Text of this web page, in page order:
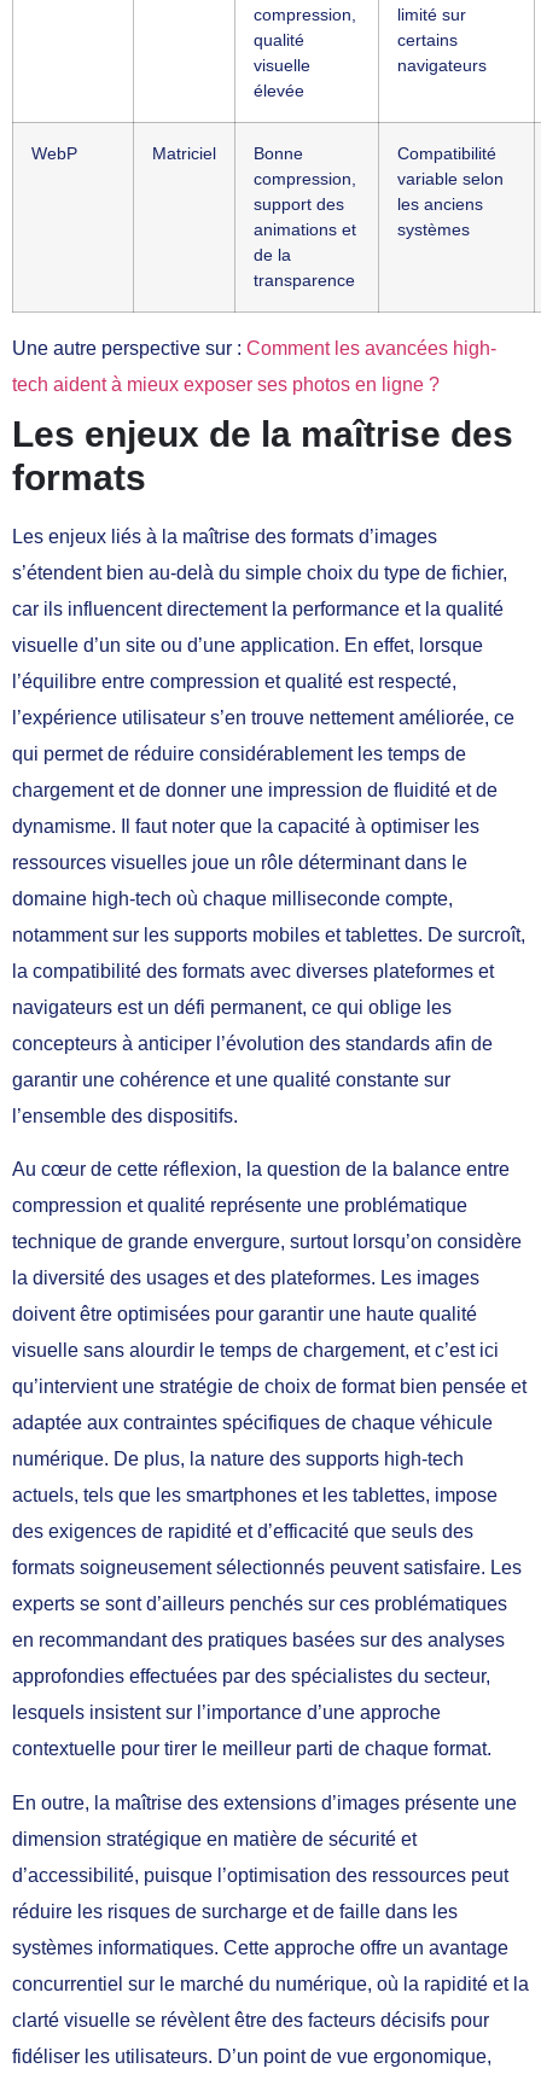
compression,
qualité
visuelle
élevée
limité sur
certains
navigateurs
WebP Matriciel
Bonne
compression,
support des
animations et
de la
transparence
Compatibilité
variable selon
les anciens
systèmes
Une autre perspective sur : Comment les avancées high-
tech aident à mieux exposer ses photos en ligne ?
Les enjeux de la maîtrise des
formats
Les enjeux liés à la maîtrise des formats d’images
s’étendent bien au-delà du simple choix du type de fichier,
car ils influencent directement la performance et la qualité
visuelle d’un site ou d’une application. En effet, lorsque
l’équilibre entre compression et qualité est respecté,
l’expérience utilisateur s’en trouve nettement améliorée, ce
qui permet de réduire considérablement les temps de
chargement et de donner une impression de fluidité et de
dynamisme. Il faut noter que la capacité à optimiser les
ressources visuelles joue un rôle déterminant dans le
domaine high-tech où chaque milliseconde compte,
notamment sur les supports mobiles et tablettes. De surcroît,
la compatibilité des formats avec diverses plateformes et
navigateurs est un défi permanent, ce qui oblige les
concepteurs à anticiper l’évolution des standards afin de
garantir une cohérence et une qualité constante sur
l’ensemble des dispositifs.
Au cœur de cette réflexion, la question de la balance entre
compression et qualité représente une problématique
technique de grande envergure, surtout lorsqu’on considère
la diversité des usages et des plateformes. Les images
doivent être optimisées pour garantir une haute qualité
visuelle sans alourdir le temps de chargement, et c’est ici
qu’intervient une stratégie de choix de format bien pensée et
adaptée aux contraintes spécifiques de chaque véhicule
numérique. De plus, la nature des supports high-tech
actuels, tels que les smartphones et les tablettes, impose
des exigences de rapidité et d’efficacité que seuls des
formats soigneusement sélectionnés peuvent satisfaire. Les
experts se sont d’ailleurs penchés sur ces problématiques
en recommandant des pratiques basées sur des analyses
approfondies effectuées par des spécialistes du secteur,
lesquels insistent sur l’importance d’une approche
contextuelle pour tirer le meilleur parti de chaque format.
En outre, la maîtrise des extensions d’images présente une
dimension stratégique en matière de sécurité et
d’accessibilité, puisque l’optimisation des ressources peut
réduire les risques de surcharge et de faille dans les
systèmes informatiques. Cette approche offre un avantage
concurrentiel sur le marché du numérique, où la rapidité et la
clarté visuelle se révèlent être des facteurs décisifs pour
fidéliser les utilisateurs. D’un point de vue ergonomique,